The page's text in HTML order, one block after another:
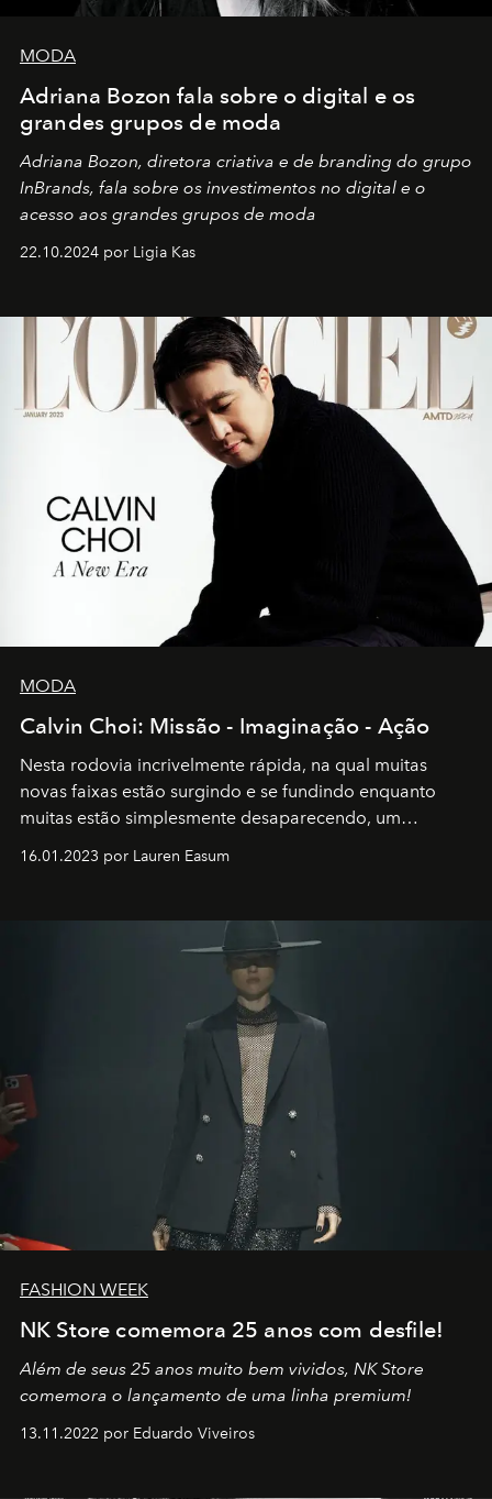
MODA
Adriana Bozon fala sobre o digital e os
grandes grupos de moda
Adriana Bozon, diretora criativa e de branding do grupo
InBrands, fala sobre os investimentos no digital e o
acesso aos grandes grupos de moda
22.10.2024 por Ligia Kas
MODA
Calvin Choi: Missão - Imaginação - Ação
Nesta rodovia incrivelmente rápida, na qual muitas
novas faixas estão surgindo e se fundindo enquanto
muitas estão simplesmente desaparecendo, um
transportador AMTD abrindo caminho para muitos
por propósitos, com um claro senso de missão na vida e
16.01.2023 por Lauren Easum
FASHION WEEK
NK Store comemora 25 anos com desfile!
Além de seus 25 anos muito bem vividos, NK Store
comemora o lançamento de uma linha premium!
13.11.2022 por Eduardo Viveiros